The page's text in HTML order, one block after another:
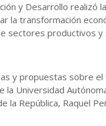
y Desarrollo realizó
la transformación
sectores productivos y
y propuestas sobre
Universidad
la República, Raquel